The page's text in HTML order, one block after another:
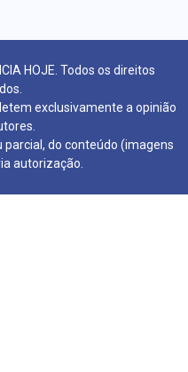
HOJE. Todos os direitos
exclusivamente a opinião
parcial, do conteúdo (imagens
autorização.